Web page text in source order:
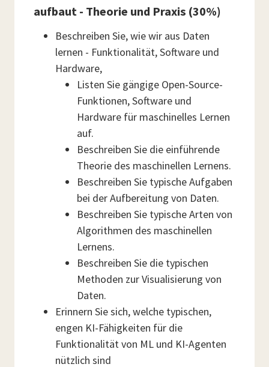
aufbaut - Theorie und Praxis (30%)
Beschreiben Sie, wie wir aus Daten
lernen - Funktionalität, Software und
Hardware,
Listen Sie gängige Open-Source-
Funktionen, Software und
Hardware für maschinelles Lernen
auf.
Beschreiben Sie die einführende
Theorie des maschinellen Lernens.
Beschreiben Sie typische Aufgaben
bei der Aufbereitung von Daten.
Beschreiben Sie typische Arten von
Algorithmen des maschinellen
Lernens.
Beschreiben Sie die typischen
Methoden zur Visualisierung von
Daten.
Erinnern Sie sich, welche typischen,
engen KI-Fähigkeiten für die
Funktionalität von ML und KI-Agenten
nützlich sind